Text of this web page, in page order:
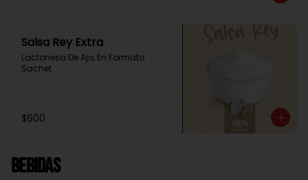
Salsa Rey Extra
Lactonesa De Ajo, En Formato
Sachet
$600
Bebidas